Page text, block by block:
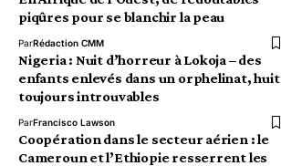
piqûres pour se blanchir la peau
ParRédaction CMM
Nigeria : Nuit d’horreur à Lokoja – des
enfants enlevés dans un orphelinat, huit
toujours introuvables
ParFrancisco Lawson
Coopération dans le secteur aérien : le
Cameroun et l’Ethiopie resserrent les